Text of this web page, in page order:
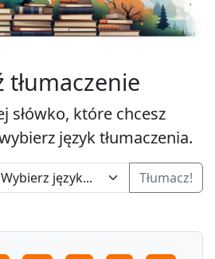
tłumaczenie
słówko, które chcesz
język tłumaczenia.
Tłumacz!